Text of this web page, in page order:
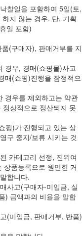
찰일을 포함하여 5일(토,
지 않는 경우. 단, 기획
일 포함)
(구매자), 판매거부를 지
경우, 경매(쇼핑몰)사고
매(쇼핑)진행을 잠정적으
경우를 제외하고는 약관
상적으로 정산되지 못
핑)가 진행되고 있는 상
구 중지/보류 시키는 것
카테고리 선정, 진위여
상품등록으로 원만한 거
합니다.
사고(구매자-미입금, 실
) 금액과의 비율을 말합
(미입금, 판매거부, 반품)